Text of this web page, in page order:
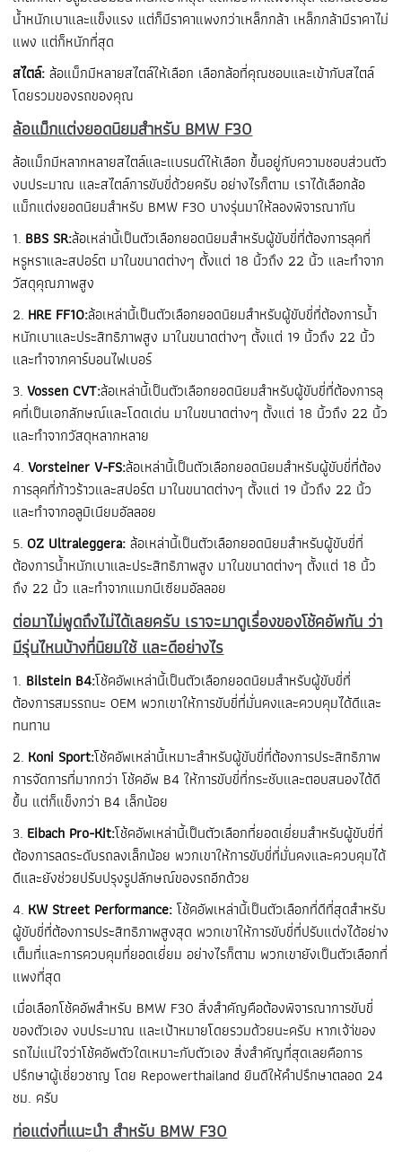
น้ำหนักเบาและแข็งแรง แต่ก็มีราคาแพงกว่าเหล็กกล้า เหล็กกล้ามีราคาไม่
แพง แต่ก็หนักที่สุด
สไตล์: ล้อแม็กมีหลายสไตล์ให้เลือก เลือกล้อที่คุณชอบและเข้ากับสไตล์
โดยรวมของรถของคุณ
ล้อแม็กแต่งยอดนิยมสำหรับ BMW F30
ล้อแม็กมีหลากหลายสไตล์และแบรนด์ให้เลือก ขึ้นอยู่กับความชอบส่วนตัว
งบประมาณ และสไตล์การขับขี่ด้วยครับ อย่างไรก็ตาม เราได้เลือกล้อ
แม็กแต่งยอดนิยมสำหรับ BMW F30 บางรุ่นมาให้ลองพิจารณากัน
1. BBS SR:ล้อเหล่านี้เป็นตัวเลือกยอดนิยมสำหรับผู้ขับขี่ที่ต้องการลุคที่
หรูหราและสปอร์ต มาในขนาดต่างๆ ตั้งแต่ 18 นิ้วถึง 22 นิ้ว และทำจาก
วัสดุคุณภาพสูง
2. HRE FF10:ล้อเหล่านี้เป็นตัวเลือกยอดนิยมสำหรับผู้ขับขี่ที่ต้องการน้ำ
หนักเบาและประสิทธิภาพสูง มาในขนาดต่างๆ ตั้งแต่ 19 นิ้วถึง 22 นิ้ว
และทำจากคาร์บอนไฟเบอร์
3.Vossen CVT:ล้อเหล่านี้เป็นตัวเลือกยอดนิยมสำหรับผู้ขับขี่ที่ต้องการลุ
คที่เป็นเอกลักษณ์และโดดเด่น มาในขนาดต่างๆ ตั้งแต่ 18 นิ้วถึง 22 นิ้ว
และทำจากวัสดุหลากหลาย
4.Vorsteiner V-FS:ล้อเหล่านี้เป็นตัวเลือกยอดนิยมสำหรับผู้ขับขี่ที่ต้อง
การลุคที่ก้าวร้าวและสปอร์ต มาในขนาดต่างๆ ตั้งแต่ 19 นิ้วถึง 22 นิ้ว
และทำจากอลูมิเนียมอัลลอย
5. OZ Ultraleggera: ล้อเหล่านี้เป็นตัวเลือกยอดนิยมสำหรับผู้ขับขี่ที่
ต้องการน้ำหนักเบาและประสิทธิภาพสูง มาในขนาดต่างๆ ตั้งแต่ 18 นิ้ว
ถึง 22 นิ้ว และทำจากแมกนีเซียมอัลลอย
ต่อมาไม่พูดถึงไม่ได้เลยครับ เราจะมาดูเรื่องของโช้คอัพกัน ว่า
มีรุ่นไหนบ้างที่นิยมใช้ และดีอย่างไร
1. Bilstein B4:โช้คอัพเหล่านี้เป็นตัวเลือกยอดนิยมสำหรับผู้ขับขี่ที่
ต้องการสมรรถนะ OEM พวกเขาให้การขับขี่ที่มั่นคงและควบคุมได้ดีและ
ทนทาน
2. Koni Sport:โช้คอัพเหล่านี้เหมาะสำหรับผู้ขับขี่ที่ต้องการประสิทธิภาพ
การจัดการที่มากกว่า โช้คอัพ B4 ให้การขับขี่ที่กระชับและตอบสนองได้ดี
ขึ้น แต่ก็แข็งกว่า B4 เล็กน้อย
3. Eibach Pro-Kit:โช้คอัพเหล่านี้เป็นตัวเลือกที่ยอดเยี่ยมสำหรับผู้ขับขี่ที่
ต้องการลดระดับรถลงเล็กน้อย พวกเขาให้การขับขี่ที่มั่นคงและควบคุมได้
ดีและยังช่วยปรับปรุงรูปลักษณ์ของรถอีกด้วย
4. KW Street Performance: โช้คอัพเหล่านี้เป็นตัวเลือกที่ดีที่สุดสำหรับ
ผู้ขับขี่ที่ต้องการประสิทธิภาพสูงสุด พวกเขาให้การขับขี่ที่ปรับแต่งได้อย่าง
เต็มที่และการควบคุมที่ยอดเยี่ยม อย่างไรก็ตาม พวกเขายังเป็นตัวเลือกที่
แพงที่สุด
เมื่อเลือกโช้คอัพสำหรับ BMW F30 สิ่งสำคัญคือต้องพิจารณาการขับขี่
ของตัวเอง งบประมาณ และเป้าหมายโดยรวมด้วยนะครับ หากเจ้า่ของ
รถไม่แน่ใจว่าโช้คอัพตัวใดเหมาะกับตัวเอง สิ่งสำคัญที่สุดเลยคือการ
ปรึกษาผู้เชี่ยวชาญ โดย Repowerthailand ยินดีให้คำปรึกษาตลอด 24
ชม. ครับ
ท่อแต่งที่แนะนำ สำหรับ BMW F30